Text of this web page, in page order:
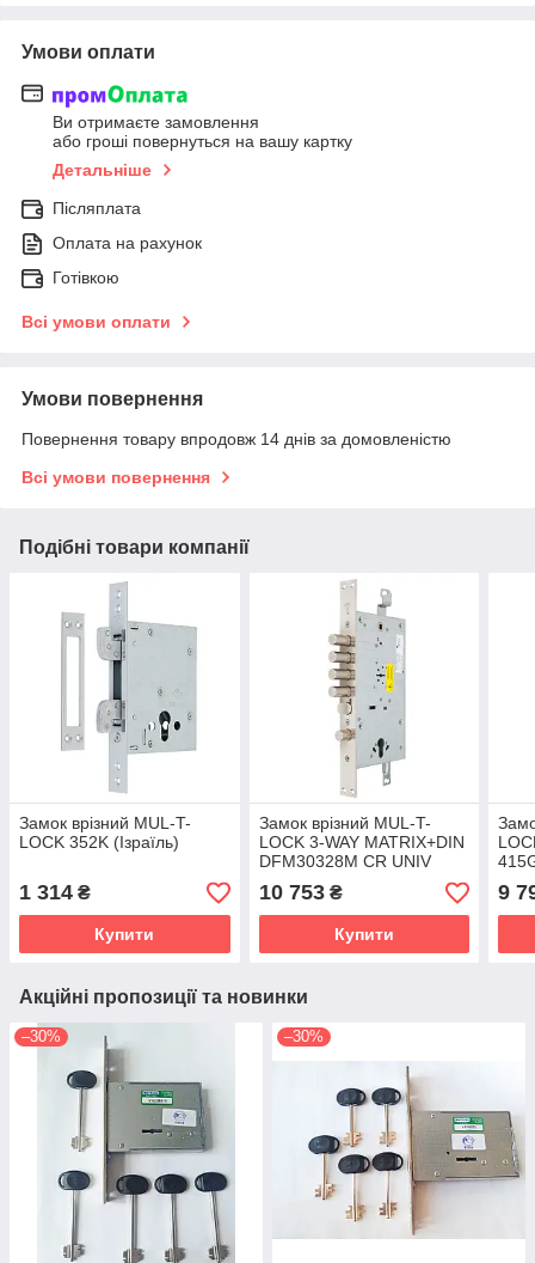
Умови оплати
Ви отримаєте замовлення
або гроші повернуться на вашу картку
Детальніше
Післяплата
Оплата на рахунок
Готівкою
Всі умови оплати
Умови повернення
Повернення товару впродовж 14 днів за домовленістю
Всі умови повернення
Подібні товари компанії
Замок врізний MUL-T-
LOCK 352K (Ізраїль)
1 314 ₴
Купити
Замок врізний MUL-T-
LOCK 3-WAY MATRIX+DIN
DFM30328M CR UNIV
ВЅ65мм 85мм 3KEY
MTR_M 100мм w/o_SP
(Ізраїль)
10 753₴
Купити
9
Акційні пропозиції та новинки
–30% –30%